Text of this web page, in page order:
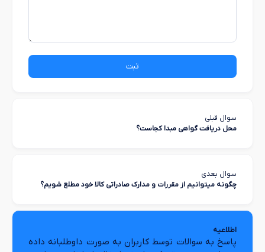
ثبت
سوال قبلی
محل دریافت گواهی مبدا کجاست؟
سوال بعدی
چگونه میتوانیم از مقررات و مدارک صادراتی کالا خود مطلع شویم؟
اطلاعیه
پاسخ به سوالات توسط کاربران به صورت داوطلبانه داده